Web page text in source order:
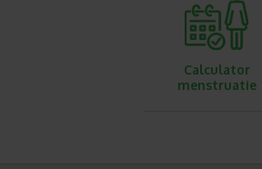
Calculator
menstruatie